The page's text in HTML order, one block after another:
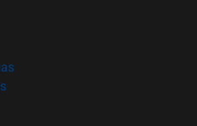
ventana)
(abre en nueva ventana)
(abre en nueva ventana)